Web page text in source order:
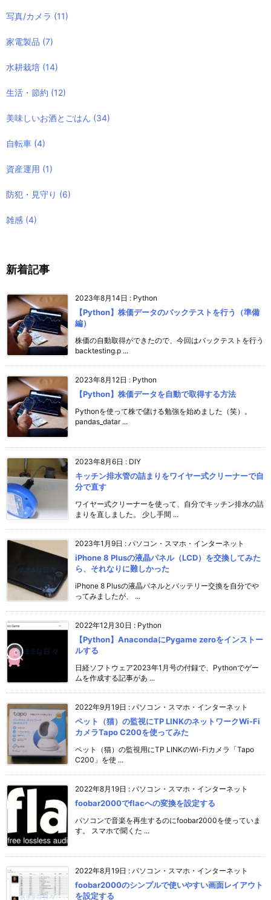
写真/カメラ (11)
家電製品 (7)
水耕栽培 (14)
生活・節約 (12)
美味しいお酒とごはん (34)
自転車 (4)
資産運用 (1)
防犯・見守り (6)
雑感 (4)
新着記事
2023年8月14日 : Python
【Python】株価データのバックテストを行う（準備
編）
株価の自動取得ができたので、今回はバックテストを行う
backtesting.p ...
2023年8月12日 : Python
【Python】株価データを自動で取得する方法
Pythonを使って株で儲ける勉強を始めました（笑）。
pandas_datar ...
2023年8月6日 : DIY
キッチン排水管の詰まりをワイヤー式クリーナーで自
分で直す
ワイヤー式クリーナーを使って、自分でキッチン排水の詰
まりを直しました。 少し手間 ...
2023年1月9日 : パソコン・スマホ・インターネット
iPhone 8 Plusの液晶パネル（LCD）を交換してみた
ら、それなりに難しかった
iPhone 8 Plusの液晶パネルとバッテリー交換を自分でや
ってみましたが、 ...
2022年12月30日 : Python
【Python】AnacondaにPygame zeroをインストー
ルする
日経ソフトウェア2023年1月号の付録で、Pythonでゲー
ムを作成する記事があ ...
2022年9月19日 : パソコン・スマホ・インターネット
ペット（猫）の監視にTP LINKのネットワークWi-Fi
カメラTapo C200を使ってみた
ペット（猫）の監視用にTP LINKのWi-Fiカメラ「Tapo
C200」を使 ...
2022年8月19日 : パソコン・スマホ・インターネット
foobar2000でflacへの変換を設定する
パソコンで音楽を再生するのにfoobar2000を使っていま
す。 スマホで聞くた ...
2022年8月19日 : パソコン・スマホ・インターネット
foobar2000のシンプルで使いやすい画面レイアウト
を設定する